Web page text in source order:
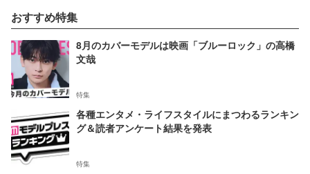
おすすめ特集
8月のカバーモデルは映画「ブルーロック」の高橋
文哉
特集
各種エンタメ・ライフスタイルにまつわるランキン
グ＆読者アンケート結果を発表
特集